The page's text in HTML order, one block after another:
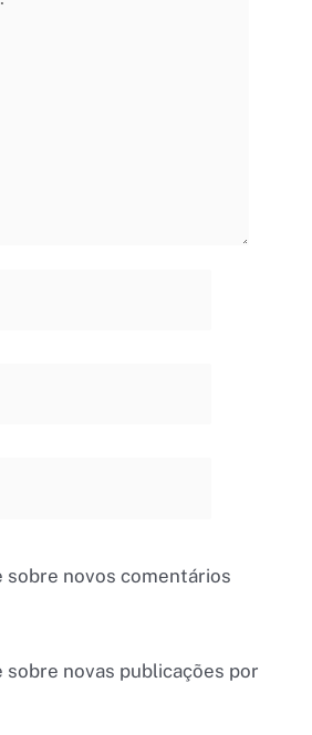
novos comentários
novas publicações por